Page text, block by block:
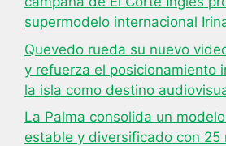
supermodelo internacional
Quevedo rueda su nuevo
y refuerza el posicionamiento
la isla como destino
La Palma consolida un
estable y diversificado con 25